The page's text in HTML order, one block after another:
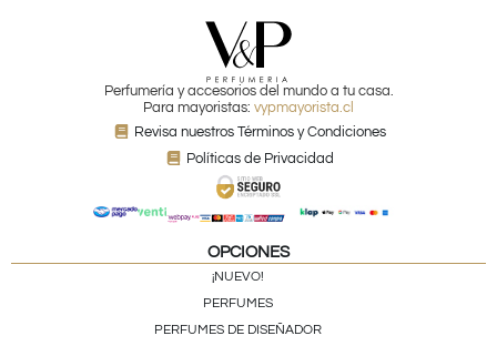
Perfumería y accesorios del mundo a tu casa.
Para mayoristas: vypmayorista.cl
Revisa nuestros Términos y Condiciones
Políticas de Privacidad
OPCIONES
¡NUEVO!
PERFUMES
PERFUMES DE DISEÑADOR